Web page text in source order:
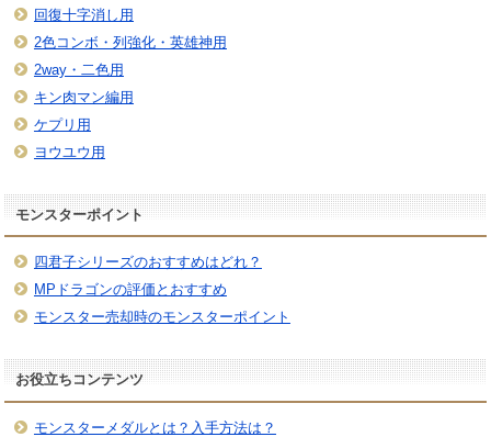
回復十字消し用
2色コンボ・列強化・英雄神用
2way・二色用
キン肉マン編用
ケプリ用
ヨウユウ用
モンスターポイント
四君子シリーズのおすすめはどれ？
MPドラゴンの評価とおすすめ
モンスター売却時のモンスターポイント
お役立ちコンテンツ
モンスターメダルとは？入手方法は？